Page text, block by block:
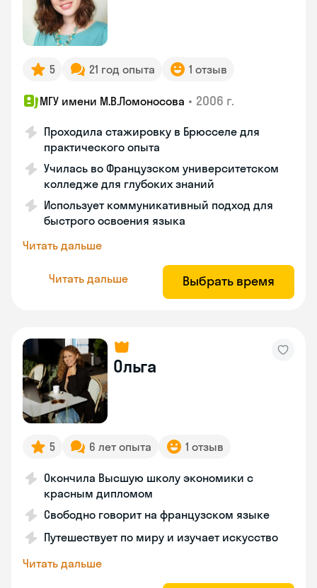
5 21 год опыта 1 отзыв
МГУ имени М.В.Ломоносова • 2006 г.
Проходила стажировку в Брюсселе для
практического опыта
Училась во Французском университетском
колледже для глубоких знаний
Использует коммуникативный подход для
быстрого освоения языка
Читать дальше
Читать дальше Выбрать время
Ольга
5 6 лет опыта 1 отзыв
Окончила Высшую школу экономики с
красным дипломом
Свободно говорит на французском языке
Путешествует по миру и изучает искусство
Читать дальше